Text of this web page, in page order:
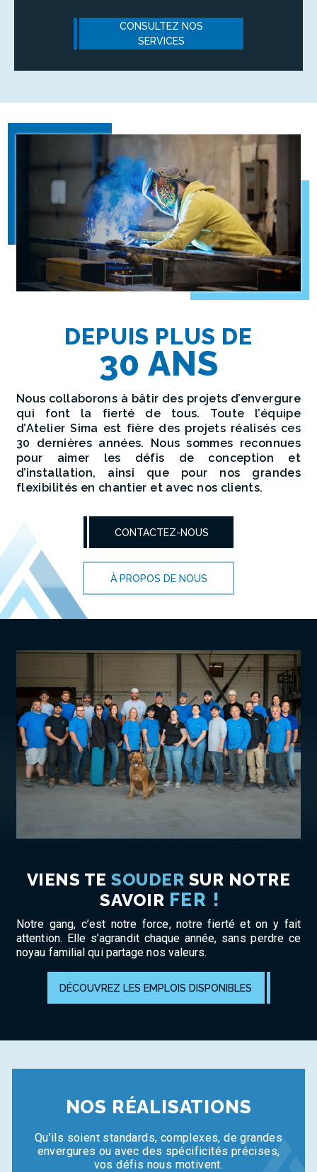
CONSULTEZ NOS
SERVICES
DEPUIS PLUS DE
30 ANS
Nous collaborons à bâtir des projets d’envergure
qui font la fierté de tous.
Toute l’équipe
d’Atelier Sima est fière des projets réalisés ces
30 dernières années. Nous sommes reconnues
pour aimer les défis de conception et
d’installation, ainsi que pour nos grandes
flexibilités en chantier et avec nos clients.
CONTACTEZ-NOUS
À PROPOS DE NOUS
VIENS TESOUDER SUR NOTRE
SAVOIR FER !
Notre gang, c’est notre force, notre fierté et on y fait
attention. Elle s’agrandit chaque année, sans perdre ce
noyau familial qui partage nos valeurs.
DÉCOUVREZ LES EMPLOIS DISPONIBLES
NOS RÉALISATIONS
Qu’ils soient standards, complexes, de grandes
envergures ou avec des spécificités précises,
vos défis nous motivent.